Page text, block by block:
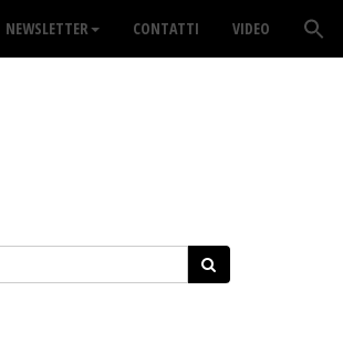
NEWSLETTER CONTATTI VIDEO